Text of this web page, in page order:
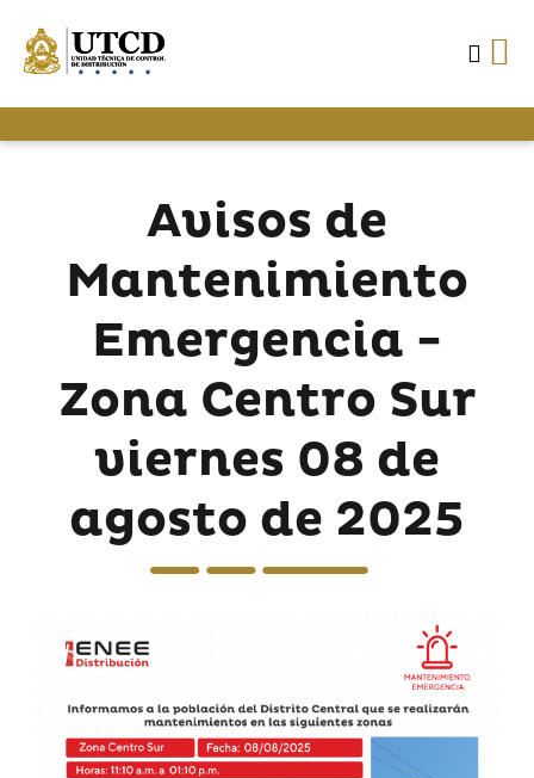
Avisos de
Mantenimiento
Emergencia -
Zona Centro Sur
viernes 08 de
agosto de 2025